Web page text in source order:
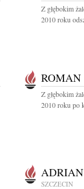
Z głębokim
2010 roku
Z głębokim
2010 roku po
SZCZECIN